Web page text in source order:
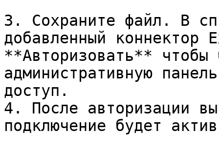
3. Сохраните файл. В
добавленный коннектор
**Авторизовать** чтобы
административную
доступ.
4. После авторизации
подключение будет